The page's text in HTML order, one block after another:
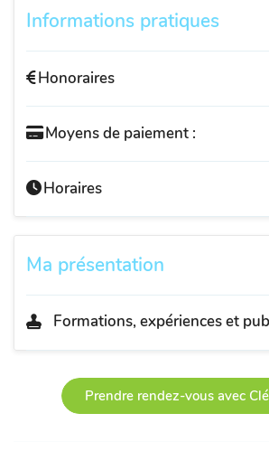
Informations pratiques
Honoraires
Moyens de paiement :
Horaires
Ma présentation
Formations, expériences et
Prendre rendez-vous avec